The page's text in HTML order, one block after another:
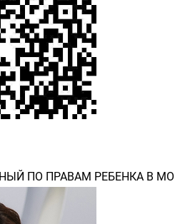
ПО ПРАВАМ РЕБЕНКА В МО